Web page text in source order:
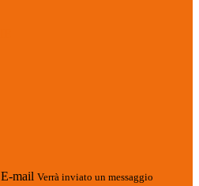
E-mail Verrà inviato un messaggio